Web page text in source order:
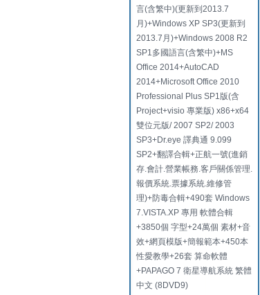
言(含繁中)(更新到2013.7
月)+Windows XP SP3(更新到
2013.7月)+Windows 2008 R2
SP1多國語言(含繁中)+MS
Office 2014+AutoCAD
2014+Microsoft Office 2010
Professional Plus SP1版(含
Project+visio 專業版) x86+x64
雙位元版/ 2007 SP2/ 2003
SP3+Dr.eye 譯典通 9.099
SP2+翻譯合輯+正航一號(進銷
存.會計.營業帳務.客戶關係管理.
報價系統.票據系統.維修管
理)+防毒合輯+490套 Windows
7.VISTA.XP 專用 軟體合輯
+3850個 字型+24萬個 素材+音
效+網頁模版+簡報範本+450本
性愛教學+26套 算命軟體
+PAPAGO 7 衛星導航系統 繁體
中文 (8DVD9)